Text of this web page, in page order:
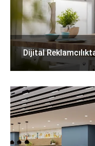
Dijital